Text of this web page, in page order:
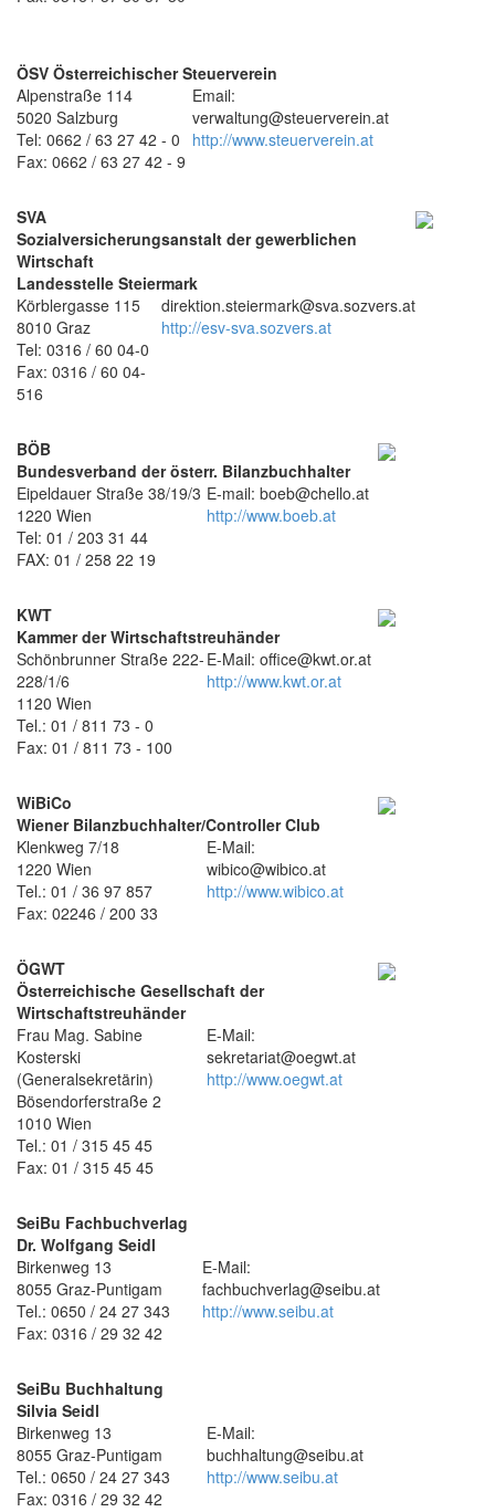
ÖSV Österreichischer Steuerverein
Alpenstraße 114
5020 Salzburg
Tel: 0662 / 63 27 42 - 0
Fax: 0662 / 63 27 42 - 9
Email:
verwaltung@steuerverein.at
http://www.steuerverein.at
SVA
Sozialversicherungsanstalt der gewerblichen
Wirtschaft
Landesstelle Steiermark
Körblergasse 115
8010 Graz
Tel: 0316 / 60 04-0
Fax: 0316 / 60 04-
516
direktion.steiermark@sva.sozvers.at
http://esv-sva.sozvers.at
BÖB
Bundesverband der österr. Bilanzbuchhalter
Eipeldauer Straße 38/19/3
1220 Wien
Tel: 01 / 203 31 44
FAX: 01 / 258 22 19
E-mail: boeb@chello.at
http://www.boeb.at
KWT
Kammer der Wirtschaftstreuhänder
Schönbrunner Straße 222-
228/1/6
1120 Wien
Tel.: 01 / 811 73 - 0
Fax: 01 / 811 73 - 100
E-Mail: office@kwt.or.at
http://www.kwt.or.at
WiBiCo
Wiener Bilanzbuchhalter/Controller Club
Klenkweg 7/18
1220 Wien
Tel.: 01 / 36 97 857
Fax: 02246 / 200 33
E-Mail:
wibico@wibico.at
http://www.wibico.at
ÖGWT
Österreichische Gesellschaft der
Wirtschaftstreuhänder
Frau Mag. Sabine
Kosterski
(Generalsekretärin)
Bösendorferstraße 2
1010 Wien
Tel.: 01 / 315 45 45
Fax: 01 / 315 45 45
E-Mail:
sekretariat@oegwt.at
http://www.oegwt.at
SeiBu Fachbuchverlag
Dr. Wolfgang Seidl
Birkenweg 13
8055 Graz-Puntigam
Tel.: 0650 / 24 27 343
Fax: 0316 / 29 32 42
E-Mail:
fachbuchverlag@seibu.at
http://www.seibu.at
SeiBu Buchhaltung
Silvia Seidl
Birkenweg 13
8055 Graz-Puntigam
Tel.: 0650 / 24 27 343
Fax: 0316 / 29 32 42
E-Mail:
buchhaltung@seibu.at
http://www.seibu.at